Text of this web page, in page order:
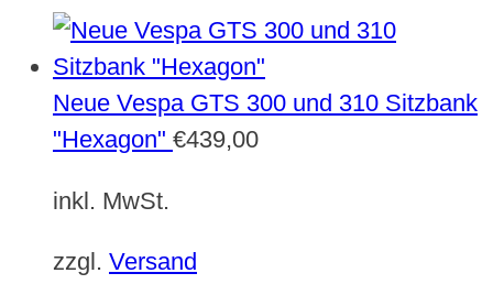
Neue Vespa GTS 300 und 310 Sitzbank
"Hexagon" €439,00
inkl. MwSt.
zzgl. Versand